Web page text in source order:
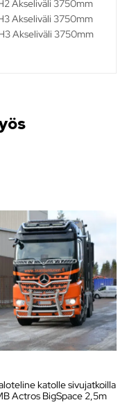
Akseliväli 3750mm
Akseliväli 3750mm
Akseliväli 3750mm
katolle sivujatkoilla
Actros BigSpace 2,5m